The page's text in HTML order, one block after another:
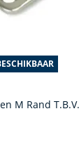
M Rand